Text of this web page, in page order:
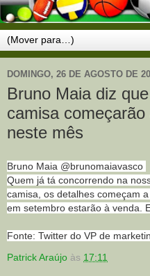
DOMINGO, 26 DE AGOSTO DE
Bruno Maia diz
camisa
neste mês
Bruno Maia @brunomaiavasco
Quem já tá concorrendo na
camisa, os detalhes começam
em setembro estarão à venda.
Fonte: Twitter do VP de
Patrick Araújo às 17:11